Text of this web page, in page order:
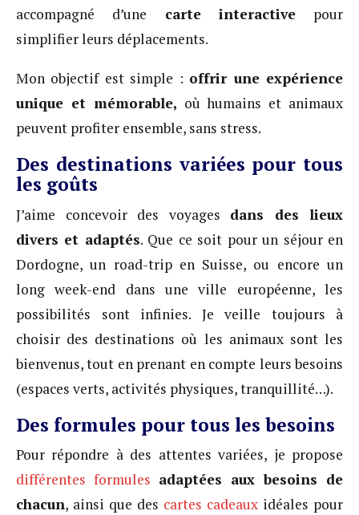
accompagné d’une carte interactive pour
simplifier leurs déplacements.
Mon objectif est simple : offrir une expérience
unique et mémorable, où humains et animaux
peuvent profiter ensemble, sans stress.
Des destinations variées pour tous
les goûts
J’aime concevoir des voyages dans des lieux
divers et adaptés. Que ce soit pour un séjour en
Dordogne, un road-trip en Suisse, ou encore un
long week-end dans une ville européenne, les
possibilités sont infinies. Je veille toujours à
choisir des destinations où les animaux sont les
bienvenus, tout en prenant en compte leurs besoins
(espaces verts, activités physiques, tranquillité…).
Des formules pour tous les besoins
Pour répondre à des attentes variées, je propose
différentes formules adaptées aux besoins de
chacun, ainsi que des cartes cadeaux idéales pour